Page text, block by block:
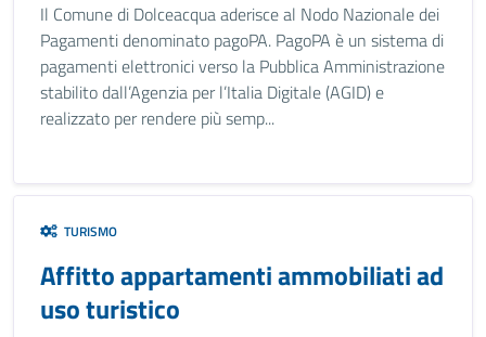
Il Comune di Dolceacqua aderisce al Nodo Nazionale dei
Pagamenti denominato pagoPA. PagoPA è un sistema di
pagamenti elettronici verso la Pubblica Amministrazione
stabilito dall’Agenzia per l’Italia Digitale (AGID) e
realizzato per rendere più semp...
TURISMO
Affitto appartamenti ammobiliati ad
uso turistico